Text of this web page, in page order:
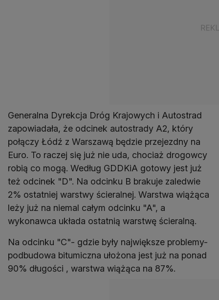
Generalna Dyrekcja Dróg Krajowych i Autostrad
zapowiadała, że odcinek autostrady A2, który
połączy Łódź z Warszawą będzie przejezdny na
Euro. To raczej się już nie uda, chociaż drogowcy
robią co mogą. Według GDDKiA gotowy jest już
też odcinek "D". Na odcinku B brakuje zaledwie
2% ostatniej warstwy ścieralnej. Warstwa wiążąca
leży już na niemal całym odcinku "A", a
wykonawca układa ostatnią warstwę ścieralną.
Na odcinku "C"- gdzie były największe problemy-
podbudowa bitumiczna ułożona jest już na ponad
90% długości , warstwa wiążąca na 87%.